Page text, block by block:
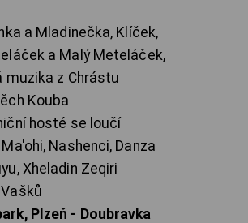
a Mladinečka, Klíček,
a Malý Meteláček,
muzika z Chrástu
Kouba
hosté se loučí
Nashenci, Danza
Xheladin Zeqiri
Plzeň - Doubravka